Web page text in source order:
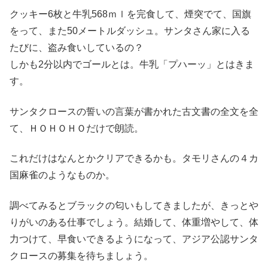
クッキー6枚と牛乳568ｍｌを完食して、煙突でて、国旗
をって、また50メートルダッシュ。サンタさん家に入る
たびに、盗み食いしているの？
しかも2分以内でゴールとは。牛乳「プハーッ」とはきま
す。
サンタクロースの誓いの言葉が書かれた古文書の全文を全
て、ＨＯＨＯＨＯだけで朗読。
これだけはなんとかクリアできるかも。タモリさんの４カ
国麻雀のようなものか。
調べてみるとブラックの匂いもしてきましたが、きっとや
りがいのある仕事でしょう。結婚して、体重増やして、体
力つけて、早食いできるようになって、アジア公認サンタ
クロースの募集を待ちましょう。